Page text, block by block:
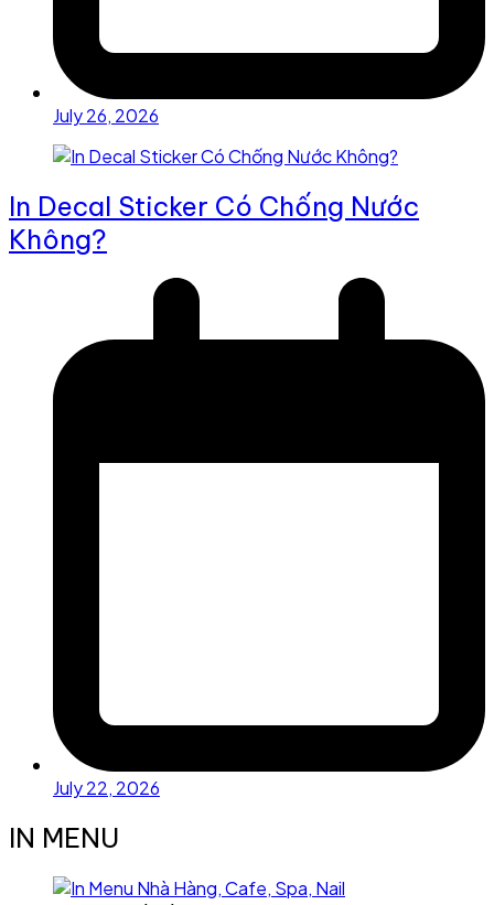
July 26, 2026
In Decal Sticker Có Chống Nước
Không?
July 22, 2026
IN MENU